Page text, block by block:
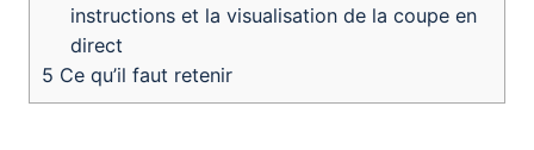
instructions et la visualisation de la coupe en
direct
5 Ce qu’il faut retenir